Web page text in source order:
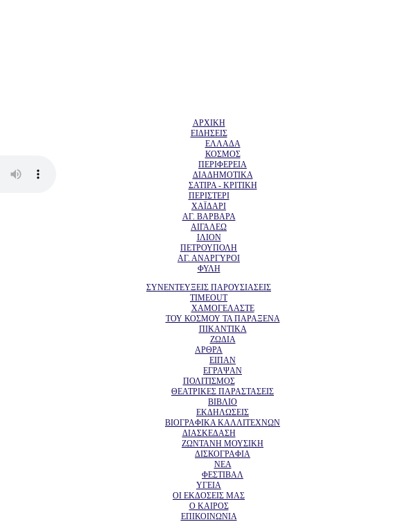
ΑΡΧΙΚΗ
ΕΙΔΗΣΕΙΣ
ΕΛΛΑΔΑ
ΚΟΣΜΟΣ
ΠΕΡΙΦΕΡΕΙΑ
ΔΙΑΔΗΜΟΤΙΚΑ
ΣΑΤΙΡΑ - ΚΡΙΤΙΚΗ
ΠΕΡΙΣΤΕΡΙ
ΧΑΪΔΑΡΙ
ΑΓ. ΒΑΡΒΑΡΑ
ΑΙΓΑΛΕΩ
ΙΛΙΟΝ
ΠΕΤΡΟΥΠΟΛΗ
ΑΓ. ΑΝΑΡΓΥΡΟΙ
ΦΥΛΗ
ΣΥΝΕΝΤΕΥΞΕΙΣ ΠΑΡΟΥΣΙΑΣΕΙΣ
TIMEOUT
ΧΑΜΟΓΕΛΑΣΤΕ
ΤΟΥ ΚΟΣΜΟΥ ΤΑ ΠΑΡΑΞΕΝΑ
ΠΙΚΑΝΤΙΚΑ
ΖΩΔΙΑ
ΑΡΘΡΑ
ΕΙΠΑΝ
ΕΓΡΑΨΑΝ
ΠΟΛΙΤΙΣΜΟΣ
ΘΕΑΤΡΙΚΕΣ ΠΑΡΑΣΤΑΣΕΙΣ
ΒΙΒΛΙΟ
ΕΚΔΗΛΩΣΕΙΣ
ΒΙΟΓΡΑΦΙΚΑ ΚΑΛΛΙΤΕΧΝΩΝ
ΔΙΑΣΚΕΔΑΣΗ
ΖΩΝΤΑΝΗ ΜΟΥΣΙΚΗ
ΔΙΣΚΟΓΡΑΦΙΑ
ΝΕΑ
ΦΕΣΤΙΒΑΛ
ΥΓΕΙΑ
ΟΙ ΕΚΔΟΣΕΙΣ ΜΑΣ
Ο ΚΑΙΡΟΣ
ΕΠΙΚΟΙΝΩΝΙΑ